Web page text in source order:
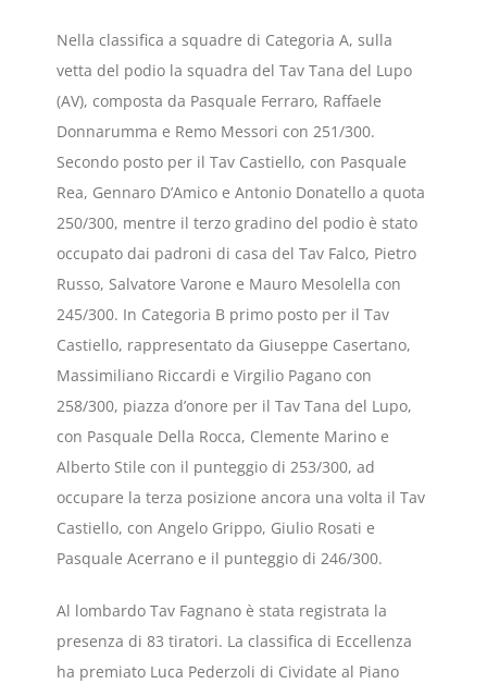
Nella classifica a squadre di Categoria A, sulla
vetta del podio la squadra del Tav Tana del Lupo
(AV), composta da Pasquale Ferraro, Raffaele
Donnarumma e Remo Messori con 251/300.
Secondo posto per il Tav Castiello, con Pasquale
Rea, Gennaro D’Amico e Antonio Donatello a quota
250/300, mentre il terzo gradino del podio è stato
occupato dai padroni di casa del Tav Falco, Pietro
Russo, Salvatore Varone e Mauro Mesolella con
245/300. In Categoria B primo posto per il Tav
Castiello, rappresentato da Giuseppe Casertano,
Massimiliano Riccardi e Virgilio Pagano con
258/300, piazza d’onore per il Tav Tana del Lupo,
con Pasquale Della Rocca, Clemente Marino e
Alberto Stile con il punteggio di 253/300, ad
occupare la terza posizione ancora una volta il Tav
Castiello, con Angelo Grippo, Giulio Rosati e
Pasquale Acerrano e il punteggio di 246/300.
Al lombardo Tav Fagnano è stata registrata la
presenza di 83 tiratori. La classifica di Eccellenza
ha premiato Luca Pederzoli di Cividate al Piano